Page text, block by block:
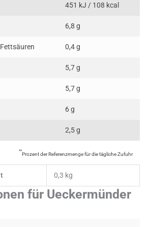
451 kJ / 108 kcal
6,8 g
0,4 g
5,7 g
5,7 g
6 g
2,5 g
**
Prozent der Referenzmenge für die tägliche Zufuhr
0,3 kg
für Ueckermünder